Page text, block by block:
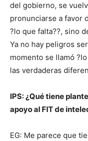
del gobierno, se
pronunciarse a favor
?lo que falta??, sino
Ya no hay peligros
momento se llamó
las verdaderas
IPS: ¿Qué tiene
apoyo al FIT de
EG: Me parece que